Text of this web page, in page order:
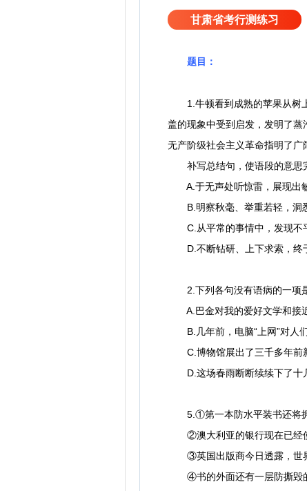
甘肃省考行测练习
题目：
1.牛顿看到成熟的苹果从树上
盖的现象中受到启发，发明了
无产阶级社会主义革命指明了广
补写总结句，使语段的意思
A.于无声处听惊雷，展现出
B.明察秋毫、举重若轻，洞
C.从平常的事情中，发现不
D.不断钻研、上下求索，终
2.下列各句没有语病的一项
A.巴金对我的爱好文学和接
B.几年前，电脑“上网”对人
C.博物馆展出了三千多年前
D.这场春雨断断续续下了十
5.①第一本防水平装书还将
②澳大利亚的银行现在已经使
③英国出版商今日透露，世界
④书的外面还有一层防撕毁的